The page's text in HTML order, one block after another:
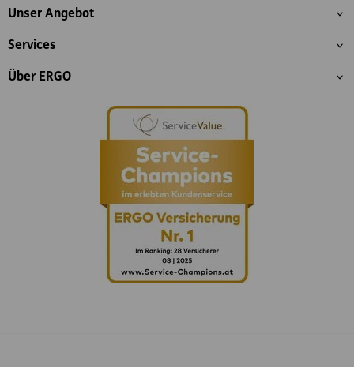
Inhaltsübersicht
Unser Angebot
Services
Über ERGO